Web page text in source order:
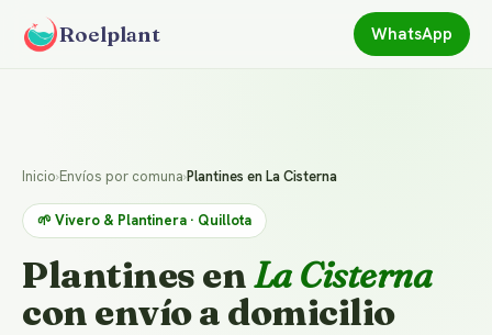
Roelplant WhatsApp
Inicio›Envíos por comuna›Plantines en La Cisterna
🌱 Vivero & Plantinera · Quillota
Plantines enLa Cisterna
con envío a domicilio